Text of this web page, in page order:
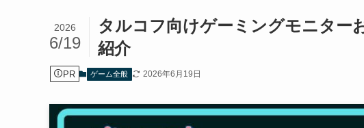
タルコフ向けゲーミングモニター
紹介
2026
6/19
PR ゲーム全般 2026年6月19日